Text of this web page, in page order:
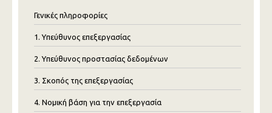
Γενικές πληροφορίες
1. Υπεύθυνος επεξεργασίας
2. Υπεύθυνος προστασίας δεδομένων
3. Σκοπός της επεξεργασίας
4. Νομική βάση για την επεξεργασία